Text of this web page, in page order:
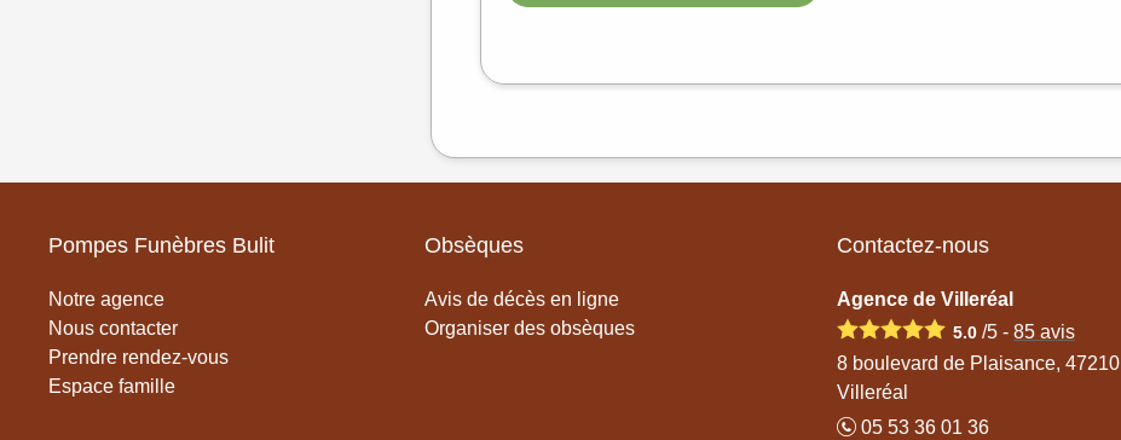
Pompes Funèbres Bulit
Notre agence
Nous contacter
Prendre rendez-vous
Espace famille
Obsèques
Avis de décès en ligne
Organiser des obsèques
Contactez-nous
Agence de Villeréal
5.0 /5 - 85 avis
8 boulevard de Plaisance, 47210
Villeréal
05 53 36 01 36